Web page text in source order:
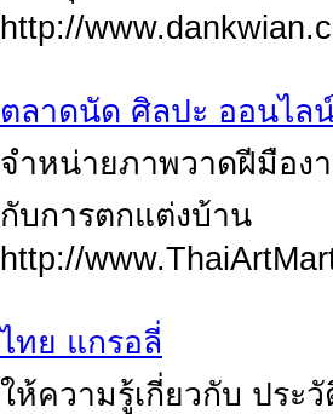
http://
ตลาดนัด ศิลปะ ออนไล
จำหน่ายภาพวาดฝีมือง
กับการตกแต่งบ้าน
http://
ไทย แกรอลี่
ให้ความรู้เกี่ยวกับ ประ